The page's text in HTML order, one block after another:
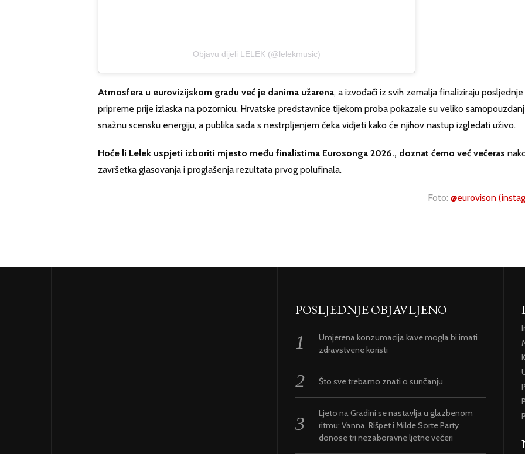
Objavu dijeli LELEK (@lelekmusic)
Atmosfera u eurovizijskom gradu već je danima užarena, a izvođači iz svih zemalja finaliziraju posljednje
pripreme prije izlaska na pozornicu. Hrvatske predstavnice tijekom proba pokazale su veliko
snažnu scensku energiju, a publika sada s nestrpljenjem čeka vidjeti kako će njihov nastup izgledati uživo.
Hoće li Lelek uspjeti izboriti mjesto među finalistima Eurosonga 2026., doznat ćemo već večeras
završetka glasovanja i proglašenja rezultata prvog polufinala.
Foto:@eurovison
POSLJEDNJE OBJAVLJENO
Umjerena konzumacija kave mogla bi imati
zdravstvene koristi
Što sve trebamo znati o sunčanju
Ljeto na Gradini se nastavlja u glazbenom
ritmu: Vanna, Rišpet i Milde Sorte Party
donose tri nezaboravne ljetne večeri